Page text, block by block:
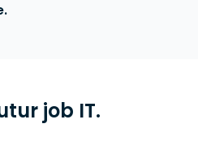
job IT.